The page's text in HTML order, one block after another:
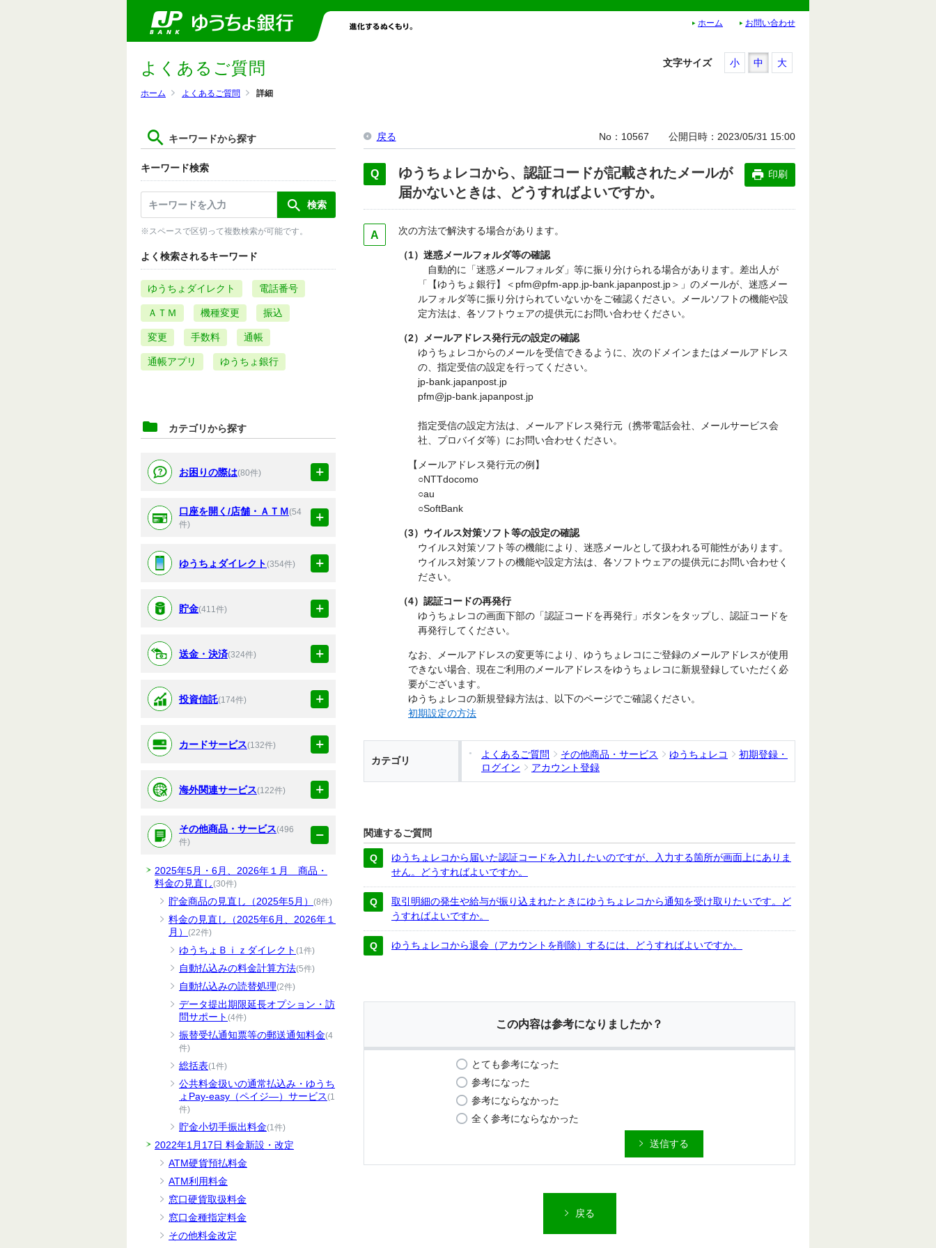
ホーム お問い合わせ
ホーム よくあるご質問 詳細
よくあるご質問
キーワードから探す
キーワード検索
※スペースで区切って複数検索が可能です。
よく検索されるキーワード
ゆうちょダイレクト 電話番号
ＡＴＭ 機種変更 振込
変更 手数料 通帳
通帳アプリ ゆうちょ銀行
カテゴリから探す
お困りの際は(80件)
口座を開く/店舗・ＡＴＭ(54
件)
ゆうちょダイレクト(354件)
貯金(411件)
送金・決済(324件)
投資信託(174件)
カードサービス(132件)
海外関連サービス(122件)
その他商品・サービス(496
件)
2025年5月・6月、2026年１月 商品・
料金の見直し(30件)
貯金商品の見直し（2025年5月） (8件)
料金の見直し（2025年6月、2026年１
月） (22件)
ゆうちょＢｉｚダイレクト (1件)
自動払込みの料金計算方法(5件)
自動払込みの読替処理(2件)
データ提出期限延長オプション・訪
問サポート (4件)
振替受払通知票等の郵送通知料金(4
件)
総括表(1件)
公共料金扱いの通常払込み・ゆうち
ょPay-easy（ペイジ―）サービス(1
件)
貯金小切手振出料金(1件)
2022年1月17日 料金新設・改定
ATM硬貨預払料金
ATM利用料金
窓口硬貨取扱料金
窓口金種指定料金
その他料金改定
文字サイズ 小 中 大
戻る No 10567 公開日時 2023/05/31 15:00
ゆうちょレコから、認証コードが記載されたメールが
届かないときは、どうすればよいですか。
印刷
次の方法で解決する場合があります。
（1）迷惑メールフォルダ等の確認
自動的に「迷惑メールフォルダ」等に振り分けられる場合があります。差出人が
「【ゆうちょ銀行】＜pfm@pfm-app.jp-bank.japanpost.jp＞ 」のメールが、迷惑メー
ルフォルダ等に振り分けられていないかをご確認ください。メールソフトの機能や設
定方法は、各ソフトウェアの提供元にお問い合わせください。
（2）メールアドレス発行元の設定の確認
ゆうちょレコからのメールを受信できるように、次のドメインまたはメールアドレス
の、指定受信の設定を行ってください。
jp-bank.japanpost.jp
pfm@jp-bank.japanpost.jp
指定受信の設定方法は、メールアドレス発行元（携帯電話会社、メールサービス会
社、プロバイダ等）にお問い合わせください。
【メールアドレス発行元の例】
○NTTdocomo
○au
○SoftBank
（3）ウイルス対策ソフト等の設定の確認
ウイルス対策ソフト等の機能により、迷惑メールとして扱われる可能性があります。
ウイルス対策ソフトの機能や設定方法は、各ソフトウェアの提供元にお問い合わせく
ださい。
（4）認証コードの再発行
ゆうちょレコの画面下部の「認証コードを再発行」ボタンをタップし、認証コードを
再発行してください。
なお、メールアドレスの変更等により、ゆうちょレコにご登録のメールアドレスが使用
できない場合、現在ご利用のメールアドレスをゆうちょレコに新規登録していただく必
要がございます。
ゆうちょレコの新規登録方法は、以下のページでご確認ください。
初期設定の方法
カテゴリ
よくあるご質問 その他商品・サービス ゆうちょレコ
初期登録・
ログイン
アカウント登録
関連するご質問
ゆうちょレコから届いた認証コードを入力したいのですが、入力する箇所が画面上にありま
せん。どうすればよいですか。
取引明細の発生や給与が振り込まれたときにゆうちょレコから通知を受け取りたいです。ど
うすればよいですか。
ゆうちょレコから退会（アカウントを削除）するには、どうすればよいですか。
この内容は参考になりましたか？
とても参考になった
参考になった
参考にならなかった
全く参考にならなかった
送信する
戻る